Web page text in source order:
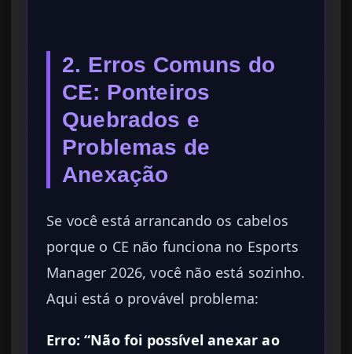
2. Erros Comuns do
CE: Ponteiros
Quebrados e
Problemas de
Anexação
Se você está arrancando os cabelos
porque o CE não funciona no Esports
Manager 2026, você não está sozinho.
Aqui está o provável problema:
Erro: “Não foi possível anexar ao